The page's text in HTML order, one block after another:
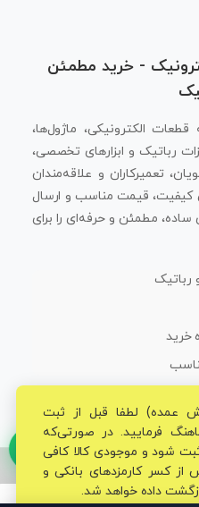
- خرید مطمئن
قطعات الکترونیکی، ماژول‌ها،
رباتیک و ابزارهای تخصصی،
تعمیرکاران و علاقه‌مندان
کیفیت، قیمت مناسب و ارسال
مطمئن و حرفه‌ای را برای
رباتیک
خرید
قم الکترونیک محفوظ می‌باشد.
عمده) لطفا قبل از ثبت
فرمایید. در صورتی‌که
شود و موجودی کالا کافی
از کسر کارمزدهای بانکی و
داده خواهد شد.